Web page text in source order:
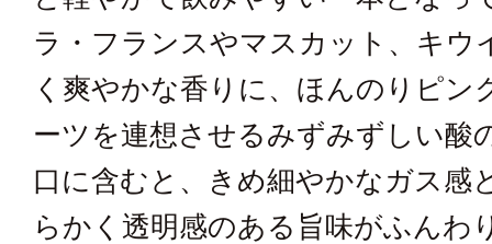
ラ・フランスやマスカット、キウ
く爽やかな香りに、ほんのりピン
ーツを連想させるみずみずしい酸
口に含むと、きめ細やかなガス感
らかく透明感のある旨味がふんわ